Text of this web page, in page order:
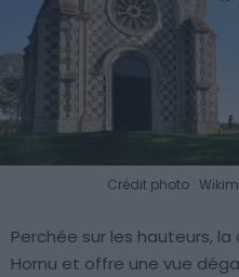
Crédit photo :
Perchée sur les hauteurs,
Hornu et offre une vue